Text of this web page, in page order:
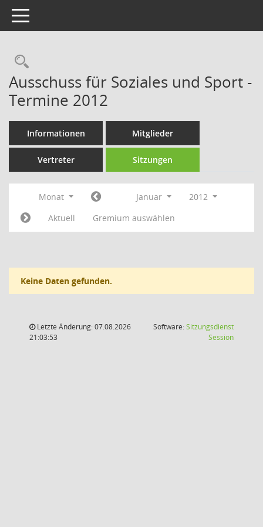
Toggle navigation
Rechercheauswahl
Ausschuss für Soziales und Sport -
Termine 2012
Informationen Mitglieder
Vertreter Sitzungen
Monat Januar
2012
Aktuell
Gremium auswählen
Keine Daten gefunden.
Letzte Änderung: 07.08.2026
21:03:53
Software:Sitzungsdienst
Session(Wird in